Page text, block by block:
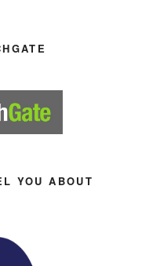
YOU ABOUT